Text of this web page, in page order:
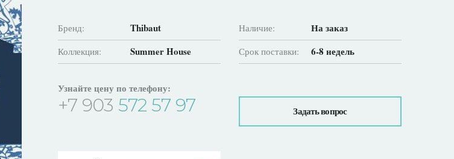
Бренд: Thibaut
Коллекция: Summer House
Наличие: На заказ
Срок поставки: 6-8 недель
Узнайте цену по телефону:
+7 903 572 57 97 Задать вопрос